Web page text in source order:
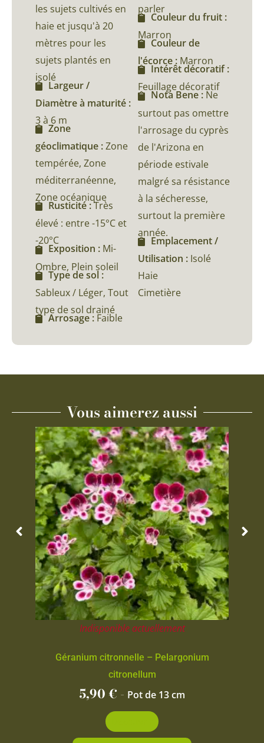
les sujets cultivés en
haie et jusqu'à 20
mètres pour les
sujets plantés en
isolé
Largeur /
Diamètre à maturité :
3 à 6 m
Zone
géoclimatique :Zone
tempérée, Zone
méditerranéenne,
Zone océanique
Rusticité :Très
élevé : entre -15°C et
-20°C
Exposition : Mi-
Ombre, Plein soleil
Type de sol :
Sableux / Léger, Tout
type de sol drainé
Arrosage : Faible
parler
Couleur du fruit :
Marron
Couleur de
l'écorce : Marron
Intérêt décoratif :
Feuillage décoratif
Nota Bene : Ne
surtout pas omettre
l'arrosage du cyprès
de l'Arizona en
période estivale
malgré sa résistance
à la sécheresse,
surtout la première
année.
Emplacement /
Utilisation : Isolé
Haie
Cimetière
Vous aimerez aussi
Indisponible actuellement
Géranium citronnelle – Pelargonium
citronellum
5,90€ - Pot de 13 cm